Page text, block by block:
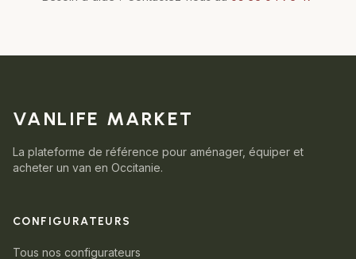
VANLIFE MARKET
La plateforme de référence pour aménager, équiper et
acheter un van en Occitanie.
CONFIGURATEURS
Tous nos configurateurs